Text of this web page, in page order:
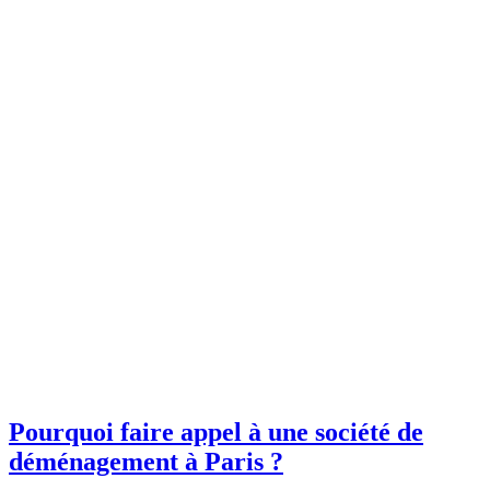
Pourquoi faire appel à une société de
déménagement à Paris ?